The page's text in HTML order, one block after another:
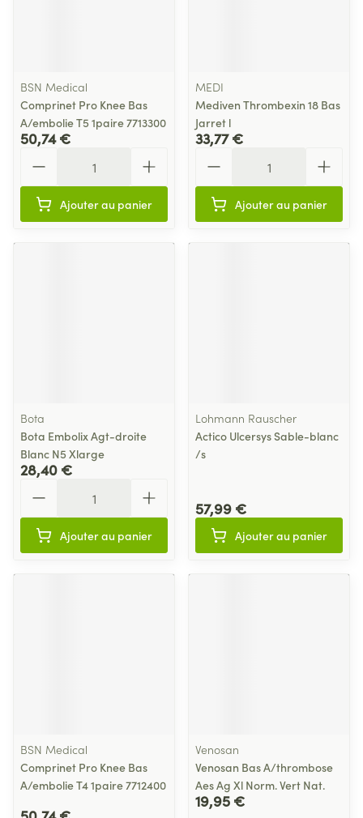
BSN Medical
Comprinet Pro Knee Bas
A/embolie T5 1paire 7713300
50,74 €
Ajouter au panier
MEDI
Mediven Thrombexin 18 Bas
Jarret l
33,77 €
Ajouter au panier
Bota
Bota Embolix Agt-droite
Blanc N5 Xlarge
28,40 €
Ajouter au panier
Lohmann Rauscher
Actico Ulcersys Sable-blanc
/s
57,99 €
Ajouter au panier
BSN Medical
Comprinet Pro Knee Bas
A/embolie T4 1paire 7712400
Venosan
Venosan Bas A/thrombose
Aes Ag Xl Norm. Vert Nat.
19,95 €